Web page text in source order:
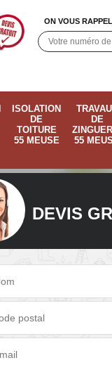
ON VOUS
ISOLATION
DE
TOITURE
55 MEUSE
DE
55
Meuse
DEVIS